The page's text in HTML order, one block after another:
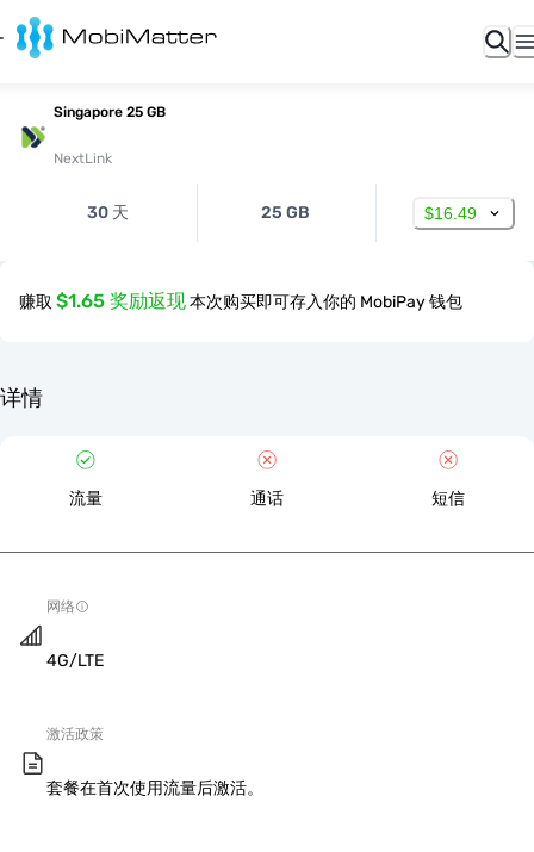
Singapore 25 GB
NextLink
30 天 25 GB $16.49
赚取 $1.65 奖励返现本次购买即可存入你的 MobiPay 钱包
详情
流量 通话 短信
网络
4G/LTE
激活政策
套餐在首次使用流量后激活。